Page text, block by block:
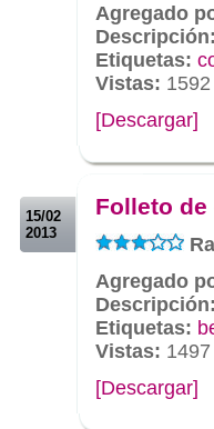
Agregado
Descripción:
Etiquetas:
Vistas: 1592
[Descargar]
15/02
2013
Folleto
Agregado
Descripción:
Etiquetas:
Vistas: 1497
[Descargar]